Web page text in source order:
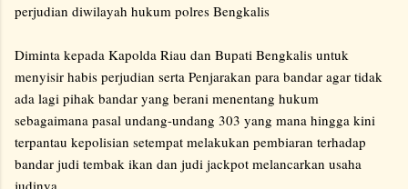
perjudian diwilayah hukum polres Bengkalis
Diminta kepada Kapolda Riau dan Bupati Bengkalis untuk
menyisir habis perjudian serta Penjarakan para bandar agar tidak
ada lagi pihak bandar yang berani menentang hukum
sebagaimana pasal undang-undang 303 yang mana hingga kini
terpantau kepolisian setempat melakukan pembiaran terhadap
bandar judi tembak ikan dan judi jackpot melancarkan usaha